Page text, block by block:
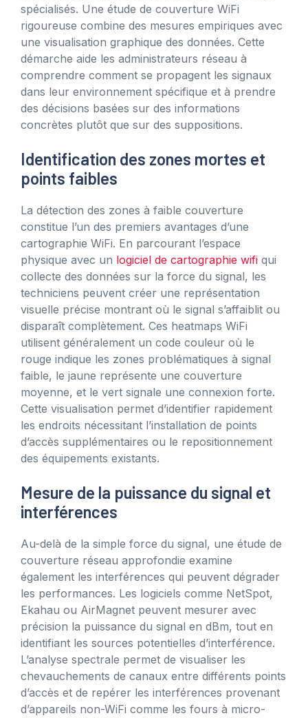
spécialisés. Une étude de couverture WiFi
rigoureuse combine des mesures empiriques avec
une visualisation graphique des données. Cette
démarche aide les administrateurs réseau à
comprendre comment se propagent les signaux
dans leur environnement spécifique et à prendre
des décisions basées sur des informations
concrètes plutôt que sur des suppositions.
Identification des zones mortes et
points faibles
La détection des zones à faible couverture
constitue l’un des premiers avantages d’une
cartographie WiFi. En parcourant l’espace
physique avec un logiciel de cartographie wifi qui
collecte des données sur la force du signal, les
techniciens peuvent créer une représentation
visuelle précise montrant où le signal s’affaiblit ou
disparaît complètement. Ces heatmaps WiFi
utilisent généralement un code couleur où le
rouge indique les zones problématiques à signal
faible, le jaune représente une couverture
moyenne, et le vert signale une connexion forte.
Cette visualisation permet d’identifier rapidement
les endroits nécessitant l’installation de points
d’accès supplémentaires ou le repositionnement
des équipements existants.
Mesure de la puissance du signal et
interférences
Au-delà de la simple force du signal, une étude de
couverture réseau approfondie examine
également les interférences qui peuvent dégrader
les performances. Les logiciels comme NetSpot,
Ekahau ou AirMagnet peuvent mesurer avec
précision la puissance du signal en dBm, tout en
identifiant les sources potentielles d’interférence.
L’analyse spectrale permet de visualiser les
chevauchements de canaux entre différents points
d’accès et de repérer les interférences provenant
d’appareils non-WiFi comme les fours à micro-